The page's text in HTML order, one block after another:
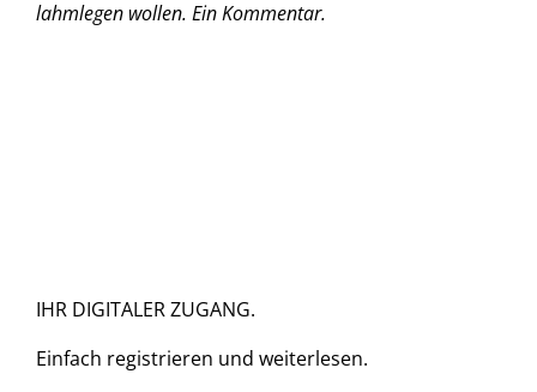
lahmlegen wollen. Ein Kommentar.
IHR DIGITALER ZUGANG.
Einfach registrieren und weiterlesen.